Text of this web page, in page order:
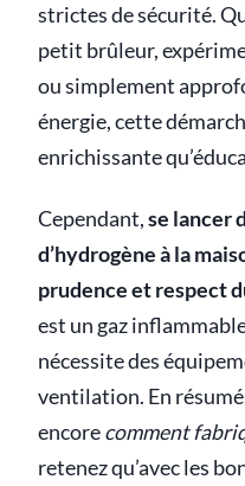
strictes de sécurité.
petit brûleur,
ou simplement
énergie, cette
enrichissante
Cependant,se lancer
d’hydrogène à la
prudence et respect
est un gaz
nécessite des
ventilation. En
encorecomment
retenez qu’avec les